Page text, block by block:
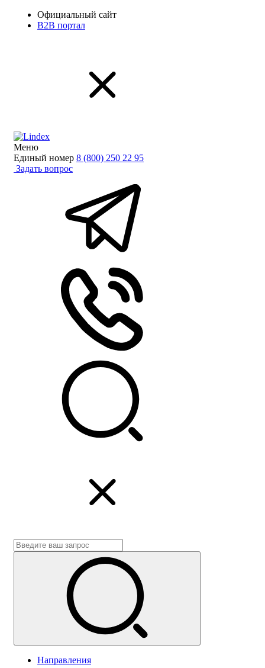
Официальный сайт
B2B портал
Меню
Единый номер 8 (800) 250 22 95
Задать вопрос
Направления